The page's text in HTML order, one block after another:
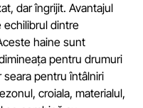
dar îngrijit. Avantajul
echilibrul dintre
haine sunt
pentru drumuri
seara pentru întâlniri
croiala, materialul,